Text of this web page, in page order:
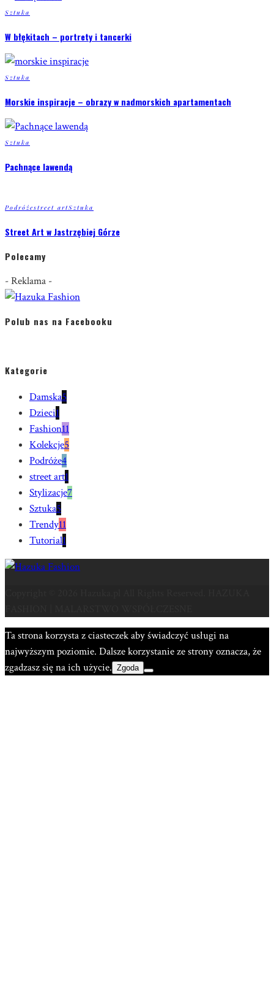
Sztuka
W błękitach – portrety i tancerki
Sztuka
Morskie inspiracje – obrazy w nadmorskich apartamentach
Sztuka
Pachnące lawendą
Podróżestreet artSztuka
Street Art w Jastrzębiej Górze
Polecamy
- Reklama -
Polub nas na Facebooku
Kategorie
Damska5
Dzieci1
Fashion11
Kolekcje5
Podróże4
street art1
Stylizacje7
Sztuka5
Trendy11
Tutorial1
Ta strona korzysta z ciasteczek aby świadczyć usługi na
najwyższym poziomie. Dalsze korzystanie ze strony oznacza, że
zgadzasz się na ich użycie. Zgoda